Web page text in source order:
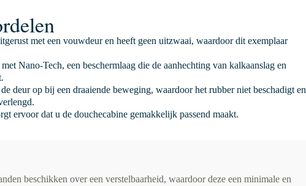
met een vouwdeur en heeft geen uitzwaai, waardoor dit exemplaar
Nano-Tech, een beschermlaag die de aanhechting van kalkaanslag en
deur op bij een draaiende beweging, waardoor het rubber niet beschadigt en
ervoor dat u de douchecabine gemakkelijk passend maakt.
beschikken over een verstelbaarheid, waardoor deze een minimale en